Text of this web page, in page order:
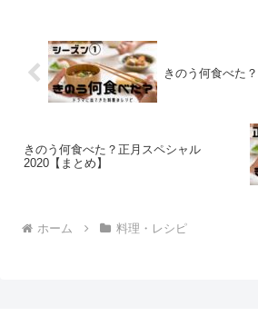
きのう何食べた
きのう何食べた？正月スペシャル
2020【まとめ】
ホーム 料理・レシピ